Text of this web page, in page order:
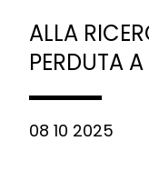
ALLA
PERDUTA
08 10 2025